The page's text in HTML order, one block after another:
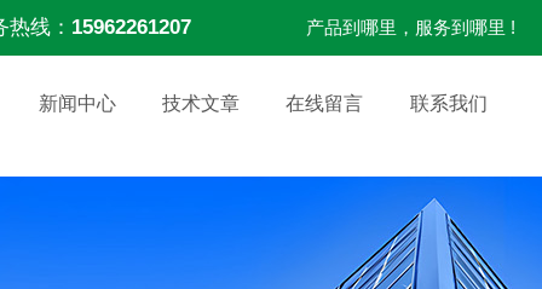
热线： 15962261207 产品到哪里，服务到哪里 !
新闻中心 技术文章 在线留言 联系我们